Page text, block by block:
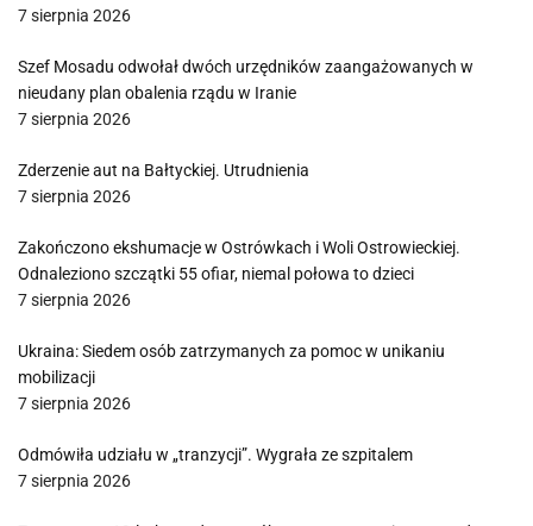
7 sierpnia 2026
Szef Mosadu odwołał dwóch urzędników zaangażowanych w
nieudany plan obalenia rządu w Iranie
7 sierpnia 2026
Zderzenie aut na Bałtyckiej. Utrudnienia
7 sierpnia 2026
Zakończono ekshumacje w Ostrówkach i Woli Ostrowieckiej.
Odnaleziono szczątki 55 ofiar, niemal połowa to dzieci
7 sierpnia 2026
Ukraina: Siedem osób zatrzymanych za pomoc w unikaniu
mobilizacji
7 sierpnia 2026
Odmówiła udziału w „tranzycji”. Wygrała ze szpitalem
7 sierpnia 2026